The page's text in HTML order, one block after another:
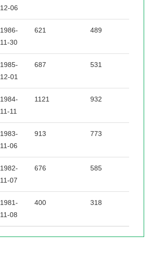
12-06
1986-
11-30
621 489
1985-
12-01
687 531
1984-
11-11
1121 932
1983-
11-06
913 773
1982-
11-07
676 585
1981-
11-08
400 318